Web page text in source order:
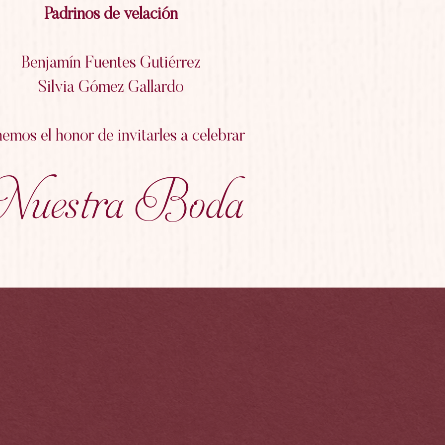
Padrinos de velación
Benjamín Fuentes Gutiérrez
Silvia Gómez Gallardo
el honor de invitarles a celebrar
Boda